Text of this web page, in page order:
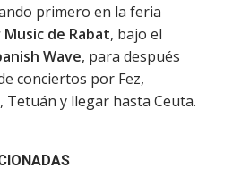
primero en la feria
de Rabat, bajo el
Wave, para después
conciertos por Fez,
Tetuán y llegar hasta Ceuta.